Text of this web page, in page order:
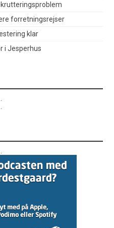
forretningsrejser
klar
i Jesperhus
.
.
.